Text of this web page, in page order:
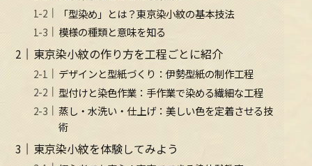
「型染め」とは？東京染小紋の基本技法
模様の種類と意味を知る
東京染小紋の作り方を工程ごとに紹介
デザインと型紙づくり：伊勢型紙の制作工程
型付けと染色作業：手作業で染める繊細な工程
蒸し・水洗い・仕上げ：美しい色を定着させる技
術
東京染小紋を体験してみよう